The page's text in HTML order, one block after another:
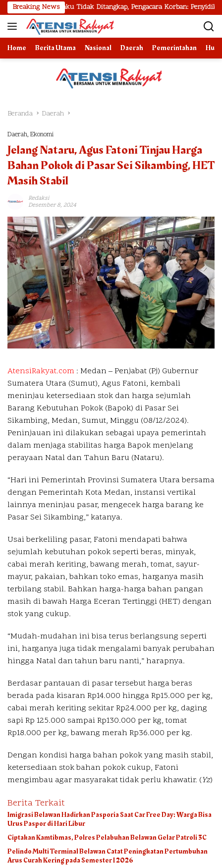
Langsung
ke
konten
Breaking News
Pelaku Tidak Ditangkap, Pengacara Korban: Penyidik Lamban
Home Berita Utama Nasional Daerah Pemerintahan
Beranda Daerah
Daerah, Ekonomi
Jelang Nataru, Agus Fatoni Tinjau Harga
Bahan Pokok di Pasar Sei Sikambing, HET
Masih Stabil
Redaksi
Desember 8, 2024
AtensiRakyat.com : Medan – Penjabat (Pj) Gubernur
Sumatera Utara (Sumut), Agus Fatoni, kembali
meninjau ketersediaan stok dan harga sejumlah
Barang Kebutuhan Pokok (Bapok) di Pasar Sei
Sikambing, Medan, Sumut, Minggu (08/12/2024).
Peninjauan ini dilakukan sebagai upaya pemerintah
dalam menjaga stabilitas harga Bapok menjelang
perayaan Natal dan Tahun Baru (Nataru).
“Hari ini Pemerintah Provinsi Sumatera Utara bersama
dengan Pemerintah Kota Medan, instansi vertikal
lainnya meninjau pasar, mengecek harga barang ke
Pasar Sei Sikambing,” katanya.
Usai berkeliling pasar, Fatoni mendapati bahwa
sejumlah kebutuhan pokok seperti beras, minyak,
cabai merah keriting, bawang merah, tomat, sayur-
mayur, pakaian, bahkan toko emas, harganya masih
terbilang stabil. Bahkan harga-harga bahan pangan
masih di bawah Harga Eceran Tertinggi (HET) dengan
stok yang cukup.
“Mudah-mudahan ini bisa terus berlangsung seperti
ini, harganya juga tidak mengalami banyak perubahan
hingga Natal dan tahun baru nanti,” harapnya.
Berdasar pantauan di pasar tersebut harga beras
berada pada kisaran Rp14.000 hingga Rp15.000 per kg,
cabai merah keriting sekitar Rp24.000 per kg, daging
sapi Rp 125.000 sampai Rp130.000 per kg, tomat
Rp18.000 per kg, bawang merah Rp36.000 per kg.
Dengan kondisi harga bahan pokok yang masih stabil,
ketersediaan stok bahan pokok cukup, Fatoni
mengimbau agar masyarakat tidak perlu khawatir. (Yz)
Berita Terkait
Imigrasi Belawan Hadirkan Pasporia Saat Car Free Day: Warga Bisa
Urus Paspor di Hari Libur
Ciptakan Kamtibmas, Polres Pelabuhan Belawan Gelar Patroli 3C
Pelindo Multi Terminal Belawan Catat Peningkatan Pertumbuhan
Arus Curah Kering pada Semester I 2026